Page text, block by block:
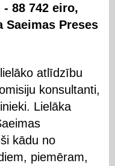
88 742 eiro,
Saeimas Preses
atlīdzību
konsultanti,
Lielāka
kādu no
piemēram,